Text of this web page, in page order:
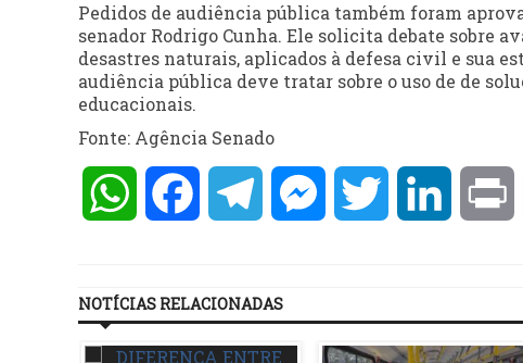
Pedidos de audiência pública também foram
senador Rodrigo Cunha. Ele solicita debate sobre
desastres naturais, aplicados à defesa civil e sua
audiência pública deve tratar sobre o uso de de
educacionais.
Fonte: Agência Senado
WhatsAppFacebookTelegramMessengerTwitter
NOTÍCIAS RELACIONADAS